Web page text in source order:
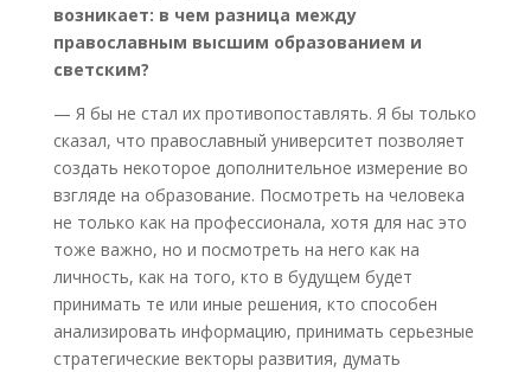
возникает: в чем разница между
православным высшим образованием и
светским?
— Я бы не стал их противопоставлять. Я бы только
сказал, что православный университет позволяет
создать некоторое дополнительное измерение во
взгляде на образование. Посмотреть на человека
не только как на профессионала, хотя для нас это
тоже важно, но и посмотреть на него как на
личность, как на того, кто в будущем будет
принимать те или иные решения, кто способен
анализировать информацию, принимать серьезные
стратегические векторы развития, думать